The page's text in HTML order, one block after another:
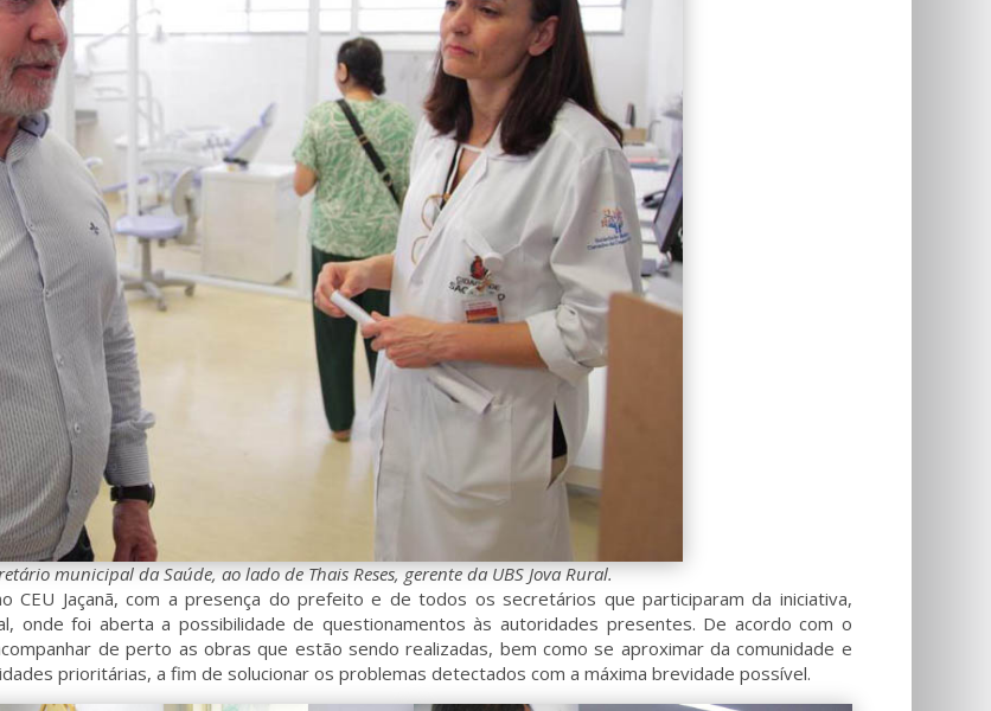
municipal da Saúde, ao lado de Thais Reses, gerente da UBS Jova Rural.
CEU Jaçanã, com a presença do prefeito e de todos os secretários que participaram da iniciativa,
onde foi aberta a possibilidade de questionamentos às autoridades presentes. De acordo com o
de perto as obras que estão sendo realizadas, bem como se aproximar da comunidade e
prioritárias, a fim de solucionar os problemas detectados com a máxima brevidade possível.